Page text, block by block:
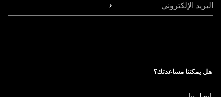
البريد الإلكتروني
هل يمكننا مساعدتك؟